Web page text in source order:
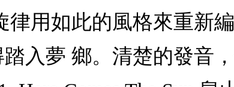
律用如此的風格來重新
入夢 鄉。清楚的發音